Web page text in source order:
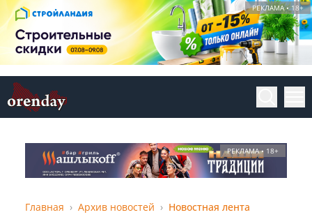
РЕКЛАМА • 18+
РЕКЛАМА • 18+
Главная Архив новостей Новостная лента